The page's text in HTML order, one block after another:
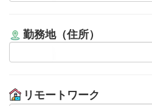
勤務地（住所）
リモートワーク